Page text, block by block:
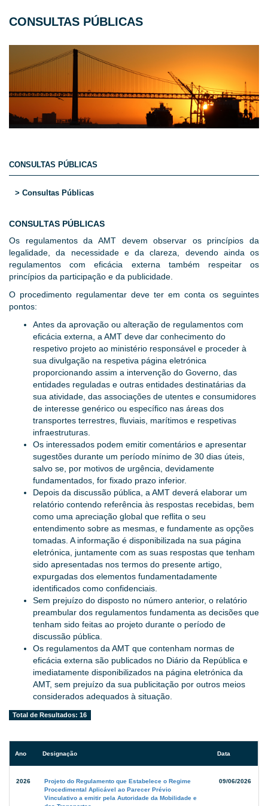
CONSULTAS PÚBLICAS
CONSULTAS PÚBLICAS
> Consultas Públicas
CONSULTAS PÚBLICAS
Os regulamentos da AMT devem observar os princípios da
legalidade, da necessidade e da clareza, devendo ainda os
regulamentos com eficácia externa também respeitar os
princípios da participação e da publicidade.
O procedimento regulamentar deve ter em conta os seguintes
pontos:
Antes da aprovação ou alteração de regulamentos com
eficácia externa, a AMT deve dar conhecimento do
respetivo projeto ao ministério responsável e proceder à
sua divulgação na respetiva página eletrónica
proporcionando assim a intervenção do Governo, das
entidades reguladas e outras entidades destinatárias da
sua atividade, das associações de utentes e consumidores
de interesse genérico ou específico nas áreas dos
transportes terrestres, fluviais, marítimos e respetivas
infraestruturas.
Os interessados podem emitir comentários e apresentar
sugestões durante um período mínimo de 30 dias úteis,
salvo se, por motivos de urgência, devidamente
fundamentados, for fixado prazo inferior.
Depois da discussão pública, a AMT deverá elaborar um
relatório contendo referência às respostas recebidas, bem
como uma apreciação global que reflita o seu
entendimento sobre as mesmas, e fundamente as opções
tomadas. A informação é disponibilizada na sua página
eletrónica, juntamente com as suas respostas que tenham
sido apresentadas nos termos do presente artigo,
expurgadas dos elementos fundamentadamente
identificados como confidenciais.
Sem prejuízo do disposto no número anterior, o relatório
preambular dos regulamentos fundamenta as decisões que
tenham sido feitas ao projeto durante o período de
discussão pública.
Os regulamentos da AMT que contenham normas de
eficácia externa são publicados no Diário da República e
imediatamente disponibilizados na página eletrónica da
AMT, sem prejuízo da sua publicitação por outros meios
considerados adequados à situação.
Total de Resultados: 16
Pública
Ano Designação Data
2026
Projeto do Regulamento que Estabelece o Regime
Procedimental Aplicável ao Parecer Prévio
Vinculativo a emitir pela Autoridade da Mobilidade e
09/06/2026